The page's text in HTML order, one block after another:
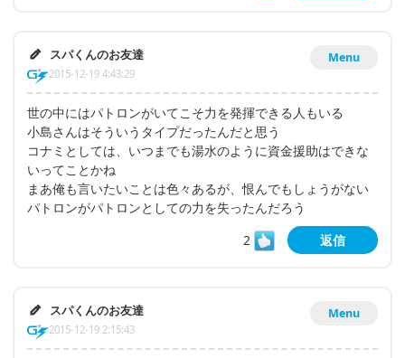
Menu
スパくんのお友達
2015-12-19 4:43:29
世の中にはパトロンがいてこそ力を発揮できる人もいる
小島さんはそういうタイプだったんだと思う
コナミとしては、いつまでも湯水のように資金援助はできな
いってことかね
まあ俺も言いたいことは色々あるが、恨んでもしょうがない
パトロンがパトロンとしての力を失ったんだろう
2
返信
Menu
スパくんのお友達
2015-12-19 2:15:43